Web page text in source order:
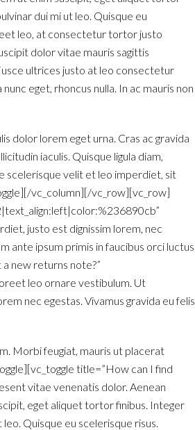
dui mi ut leo. Quisque eu
leo, at consectetur tortor justo
dolor vitae mauris sagittis
ultrices justo at leo consectetur
eget, rhoncus nulla. In ac mauris non
dolor lorem eget urna. Cras ac gravida
iaculis. Quisque ligula diam,
scelerisque velit et leo imperdiet, sit
vc_column][/vc_row][vc_row]
justo est dignissim lorem, nec
ante ipsum primis in faucibus orci luctus
new returns note?”
leo ornare vestibulum. Ut
nec egestas. Vivamus gravida eu felis
Morbi feugiat, mauris ut placerat
title=”How can I find
vitae venenatis dolor. Aenean
eget aliquet tortor finibus. Integer
Quisque eu scelerisque risus.